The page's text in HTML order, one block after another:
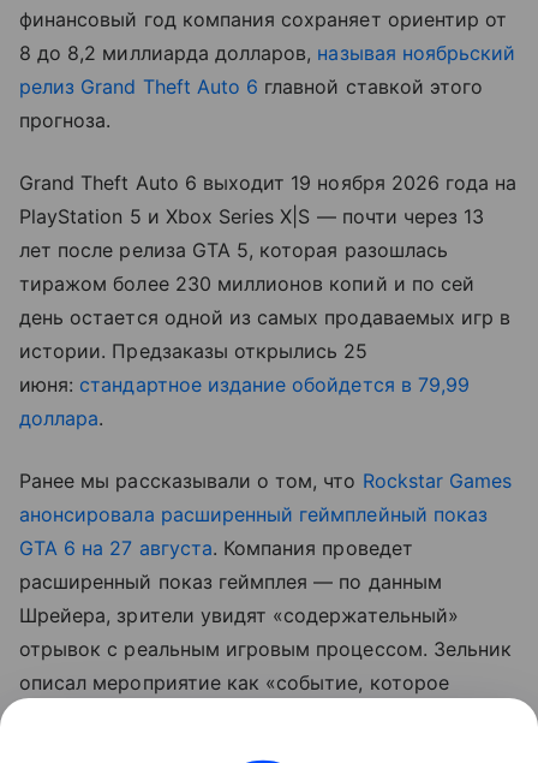
финансовый год компания сохраняет ориентир от
8 до 8,2 миллиарда долларов, называя ноябрьский
релиз Grand Theft Auto 6 главной ставкой этого
прогноза.
Grand Theft Auto 6 выходит 19 ноября 2026 года на
PlayStation 5 и Xbox Series X|S — почти через 13
лет после релиза GTA 5, которая разошлась
тиражом более 230 миллионов копий и по сей
день остается одной из самых продаваемых игр в
истории. Предзаказы открылись 25
июня: стандартное издание обойдется в 79,99
доллара.
Ранее мы рассказывали о том, что Rockstar Games
анонсировала расширенный геймплейный показ
GTA 6 на 27 августа. Компания проведет
расширенный показ геймплея — по данным
Шрейера, зрители увидят «содержательный»
отрывок с реальным игровым процессом. Зельник
описал мероприятие как «событие, которое